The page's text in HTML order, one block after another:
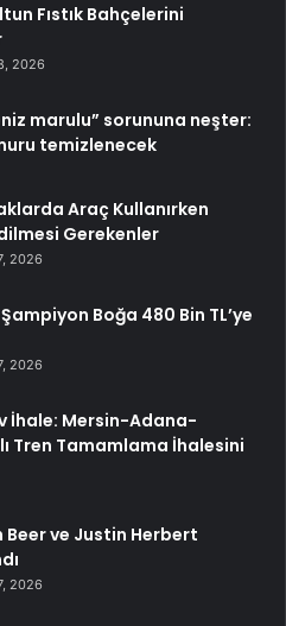
Fıstık Bahçelerini
2026
marulu” sorununa neşter:
temizlenecek
Araç Kullanırken
Gerekenler
2026
Boğa 480 Bin TL’ye
2026
İhale: Mersin-Adana-
Tren Tamamlama İhalesini
Beer ve Justin Herbert
2026